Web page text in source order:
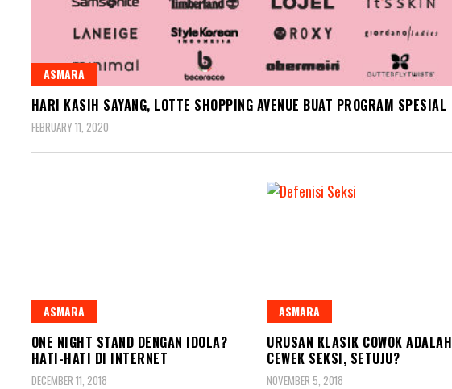
ASMARA
HARI KASIH SAYANG, LOTTE SHOPPING AVENUE BUAT PROGRAM SPESIAL
FEBRUARY 11, 2020
ASMARA
ONE NIGHT STAND DENGAN IDOLA?
HATI-HATI DI INTERNET
DECEMBER 11, 2018
ASMARA
URUSAN KLASIK COWOK ADALAH
CEWEK SEKSI, SETUJU?
NOVEMBER 5, 2018